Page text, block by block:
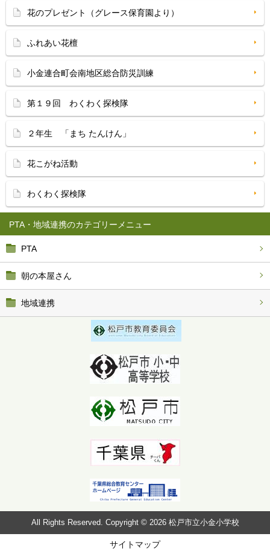
PTA・地域連携
PTA
朝の本屋さん
地域連携
花のプレゼント（グレース保育園より）
ふれあい花檀
小金連合町会南地区総合防災訓練
第１９回 わくわく探検隊
２年生 「まち たんけん」
花こがね活動
わくわく探検隊
All Rights Reserved. Copyright © 2026 松戸市立小金小学校
サイトマップ